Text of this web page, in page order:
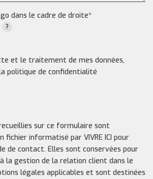
dans le cadre de droite*
et le traitement de mes données,
politique de confidentialité
sur ce formulaire sont
fichier informatisé par VIVRE ICI pour
de contact. Elles sont conservées pour
la gestion de la relation client dans le
légales applicables et sont destinées